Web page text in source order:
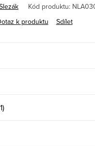
Kód produktu:
k produktu
Sdílet